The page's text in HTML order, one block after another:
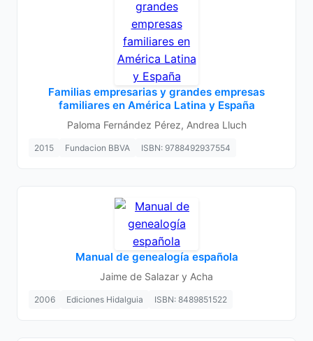
Familias empresarias y grandes empresas
familiares en América Latina y España
Paloma Fernández Pérez, Andrea Lluch
2015 Fundacion BBVA ISBN: 9788492937554
Manual de genealogía española
Jaime de Salazar y Acha
2006 Ediciones Hidalguia ISBN: 8489851522